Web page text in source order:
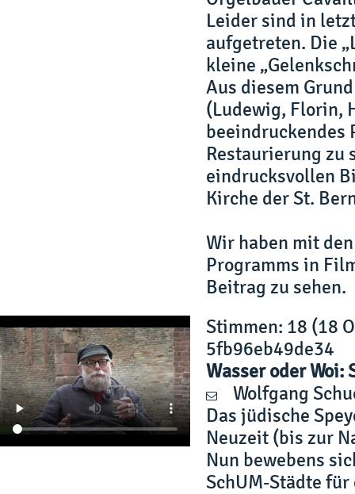
Leider sind in
aufgetreten. Die
kleine
Aus diesem
(Ludewig, Florin,
beeindruckendes
Restaurierung zu
eindrucksvollen
Kirche der St.
Wir haben mit
Programms in
Beitrag zu sehen.
Stimmen: 18 (18
5fb96eb49de34
Wasser oder Woi:
Wolfgang
Das jüdische
Neuzeit (bis zur
Nun bewebens
SchUM-Städte